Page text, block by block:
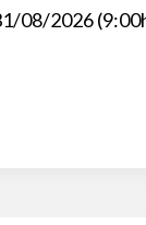
08/2026